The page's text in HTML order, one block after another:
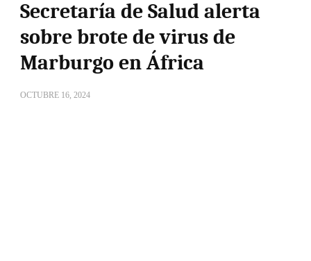
Secretaría de Salud alerta
sobre brote de virus de
Marburgo en África
OCTUBRE 16, 2024